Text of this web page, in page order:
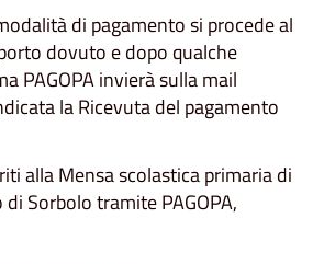
di pagamento si procede al
dovuto e dopo qualche
PAGOPA invierà sulla mail
la Ricevuta del pagamento
alla Mensa scolastica primaria di
Sorbolo tramite PAGOPA,